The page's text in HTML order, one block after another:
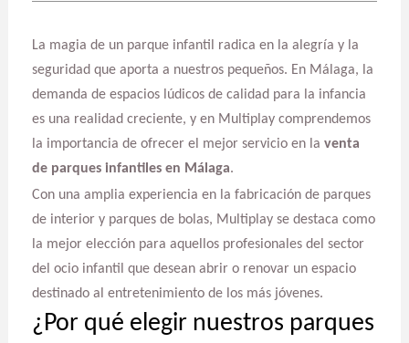
La magia de un parque infantil radica en la alegría y la
seguridad que aporta a nuestros pequeños. En Málaga, la
demanda de espacios lúdicos de calidad para la infancia
es una realidad creciente, y en Multiplay comprendemos
la importancia de ofrecer el mejor servicio en la venta
de parques infantiles en Málaga.
Con una amplia experiencia en la fabricación de parques
de interior y parques de bolas, Multiplay se destaca como
la mejor elección para aquellos profesionales del sector
del ocio infantil que desean abrir o renovar un espacio
destinado al entretenimiento de los más jóvenes.
¿Por qué elegir nuestros parques